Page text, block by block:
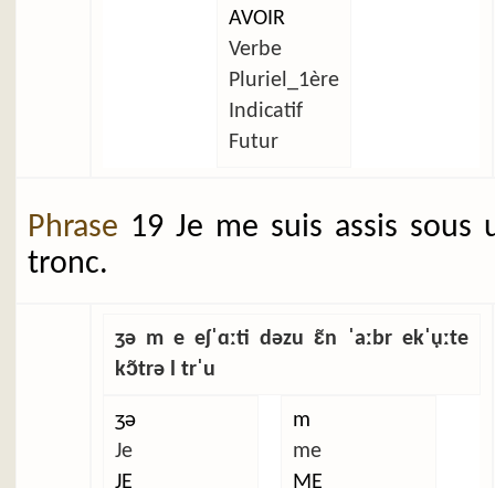
AVOIR
Verbe
Pluriel_1ère
Indicatif
Futur
Phrase 19 Je me suis assis
tronc.
ʒə m e eʃˈɑːti dəzu ɛ̃n ˈaːbr ekˈụːte
kɔ̃trə l trˈu
ʒə
Je
JE
m
me
ME